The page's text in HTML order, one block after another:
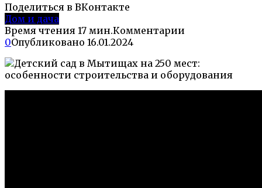
Поделиться в ВКонтакте
Дом и дача
Время чтения 17 мин.Комментарии
0Опубликовано 16.01.2024